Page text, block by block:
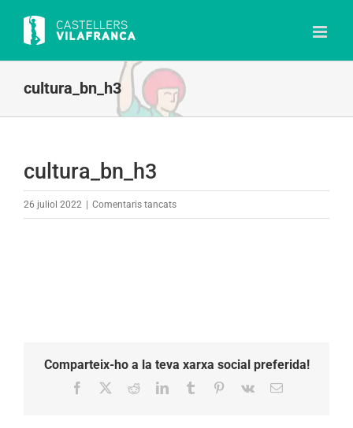
content
cultura_bn_h3
cultura_bn_h3
26 juliol 2022 Comentaris tancatsa
Comparteix-ho a la teva xarxa social preferida!
Facebook RedditLinkedInTumblr Pinterest
Vk Email: